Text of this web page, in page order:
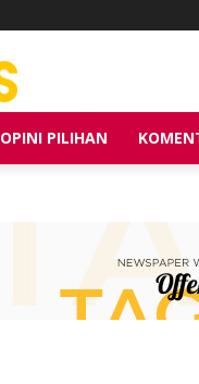
OPINI PILIHAN